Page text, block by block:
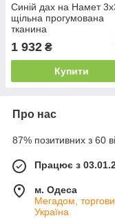
Синій дах на Намет
щільна прогумована
тканина
1 932 ₴
Купити
Про нас
87% позитивних з 60
Працює з
м. Одеса
Мегадом,
Україна